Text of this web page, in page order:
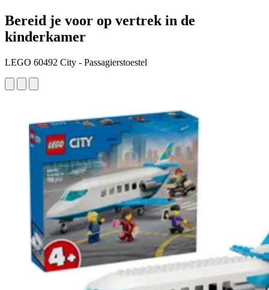
Bereid je voor op vertrek in de
kinderkamer
LEGO 60492 City - Passagierstoestel